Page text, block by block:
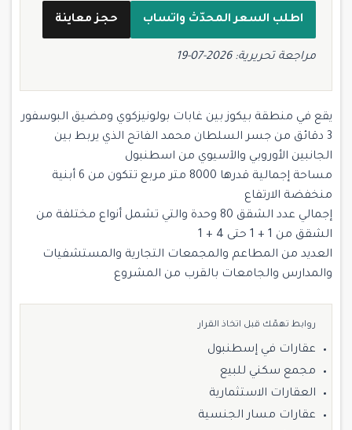
اطلب السعر المحدّث واتساب حجز معاينة
مراجعة تحريرية: 2026-07-19
يقع في منطقة بيكوز بين غابات بولونيزكوي ومضيق البوسفور
3 دقائق من جسر السلطان محمد الفاتح الذي يربط بين
الجانبين الأوروبي والآسيوي من اسطنبول
مساحة إجمالية قدرها 8000 متر مربع تتكون من 6 أبنية
منخفضة الارتفاع
إجمالي عدد الشقق 80 وحدة والتي تشمل أنواع مختلفة من
الشقق من 1 + 1 حتى 4 + 1
العديد من المطاعم والمجمعات التجارية والمستشفيات
والمدارس والجامعات بالقرب من المشروع
روابط تهمّك قبل اتخاذ القرار
عقارات في إسطنبول
مجمع سكني للبيع
العقارات الاستثمارية
عقارات مسار الجنسية